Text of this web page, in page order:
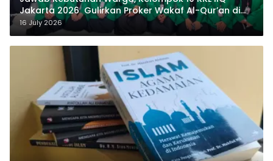
Jakarta 2026 Gulirkan Proker Wakaf Al-Qur’an di
Sukamanah
16 July 2026